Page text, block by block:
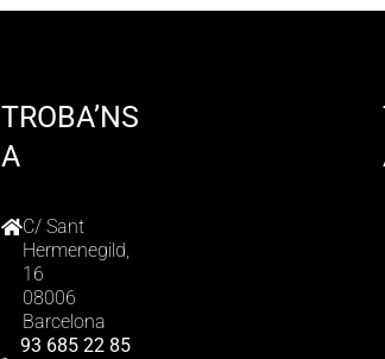
TROBA’NS
A
C/ Sant
Hermenegild,
16
08006
Barcelona
93 685 22 85